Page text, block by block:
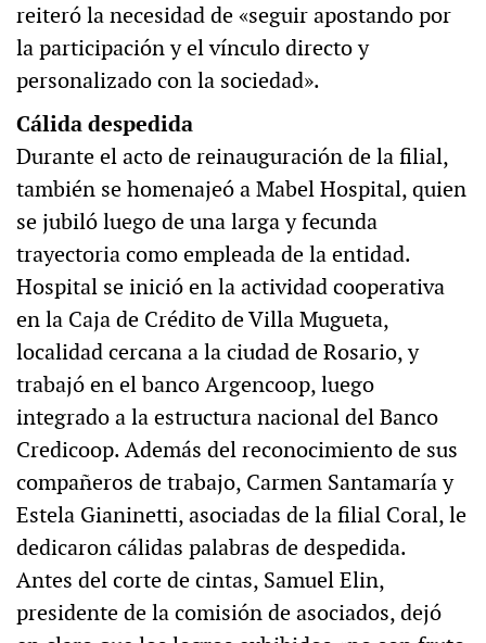
reiteró la necesidad de «seguir apostando por
la participación y el vínculo directo y
personalizado con la sociedad».
Cálida despedida
Durante el acto de reinauguración de la filial,
también se homenajeó a Mabel Hospital, quien
se jubiló luego de una larga y fecunda
trayectoria como empleada de la entidad.
Hospital se inició en la actividad cooperativa
en la Caja de Crédito de Villa Mugueta,
localidad cercana a la ciudad de Rosario, y
trabajó en el banco Argencoop, luego
integrado a la estructura nacional del Banco
Credicoop. Además del reconocimiento de sus
compañeros de trabajo, Carmen Santamaría y
Estela Gianinetti, asociadas de la filial Coral, le
dedicaron cálidas palabras de despedida.
Antes del corte de cintas, Samuel Elin,
presidente de la comisión de asociados, dejó